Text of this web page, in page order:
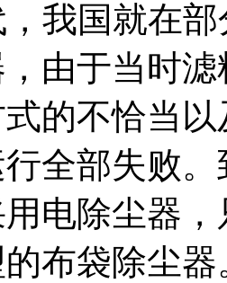
我国就在
由于当时
的不恰当
全部失败
电除尘器
布袋除尘